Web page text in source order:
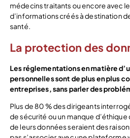
médecins traitants ou encore avec
d’informations créés à destination
santé.
La protection des
Les réglementations en matière
personnelles sont de plus en plus
entreprises, sans parler des
Plus de 80 % des dirigeants
de sécurité ou un manque
de leurs données seraient des